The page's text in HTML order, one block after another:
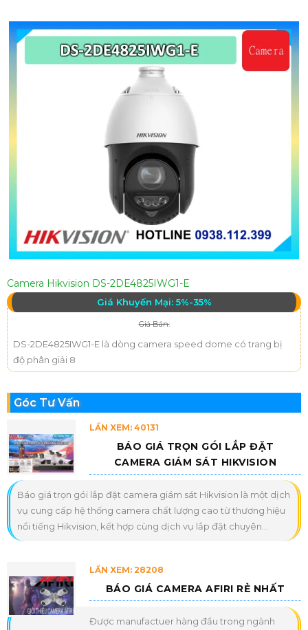
Camera Hikvision DS-2DE4825IWG1-E
Giá Khuyến Mại: 5%-35%
Giá Bán:
DS-2DE4825IWG1-E là dòng camera speed dome có trang bị
độ phân giải 8
Góc Tư Vấn
LẦN XEM: 40131
BÁO GIÁ TRỌN GÓI LẮP ĐẶT
CAMERA GIÁM SÁT HIKVISION
Báo giá trọn gói lắp đặt camera giám sát Hikvision là một dịch
vụ cung cấp hệ thống camera chất lượng cao từ thương hiệu
nổi tiếng Hikvision, kết hợp cùng dịch vụ lắp đặt chuyên...
LẦN XEM: 28208
BÁO GIÁ CAMERA AFIRI RẺ NHẤT
Được manufactuer hàng đầu trong ngành